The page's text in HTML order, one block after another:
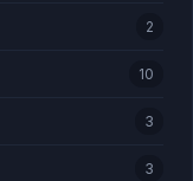
2
10
3
3